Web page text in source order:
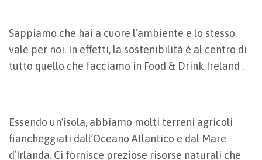
Sappiamo che hai a cuore l’ambiente e lo stesso
vale per noi. In effetti, la sostenibilità è al centro di
tutto quello che facciamo in Food & Drink Ireland .
Essendo un’isola, abbiamo molti terreni agricoli
fiancheggiati dall’Oceano Atlantico e dal Mare
d’Irlanda. Ci fornisce preziose risorse naturali che